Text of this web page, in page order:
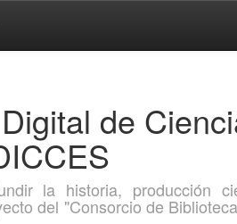
de
la historia, producción
del "Consorcio de